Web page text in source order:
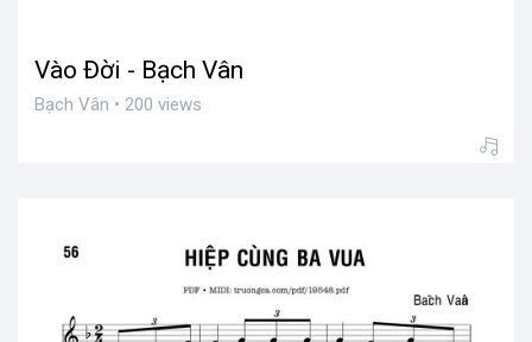
Vào Đời - Bạch Vân
Bạch Vân • 200 views